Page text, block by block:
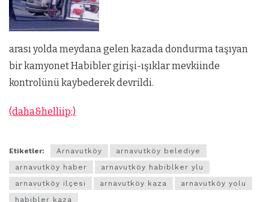
arası yolda meydana gelen kazada dondurma taşıyan
bir kamyonet Habibler girişi-ışıklar mevkiinde
kontrolünü kaybederek devrildi.
(daha&helliip;)
Etiketler: Arnavutköy
arnavutköy belediye
arnavutköy haber
arnavutköy habiblker ylu
arnavutköy ilçesi
arnavutköy kaza
arnavutköy yolu
habibler kaza